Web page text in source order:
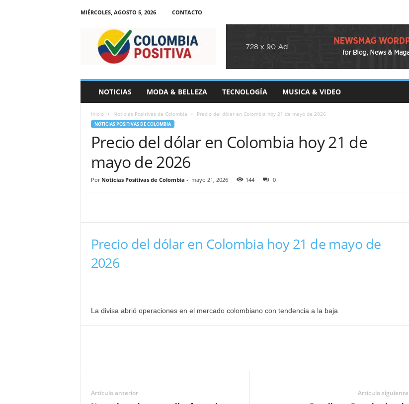
MIÉRCOLES, AGOSTO 5, 2026
CONTACTO
i
NOTICIAS MODA & BELLEZA TECNOLOGÍA MUSICA & VIDEO
Inicio Noticias Positivas de Colombia Precio del dólar en Colombia hoy 21 de mayo de 2026
NOTICIAS POSITIVAS DE COLOMBIA
Precio del dólar en Colombia hoy 21 de
mayo de 2026
Por Noticias Positivas de Colombia - mayo 21, 2026 144 0
Precio del dólar en Colombia hoy 21 de mayo de
2026
La divisa abrió operaciones en el mercado colombiano con tendencia a la baja
Artículo anterior Artículo siguiente